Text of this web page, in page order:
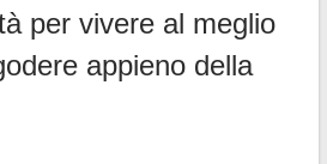
per vivere al meglio
appieno della